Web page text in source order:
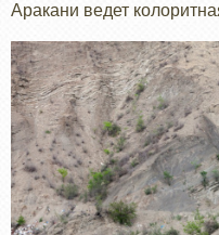
Аракани ведет